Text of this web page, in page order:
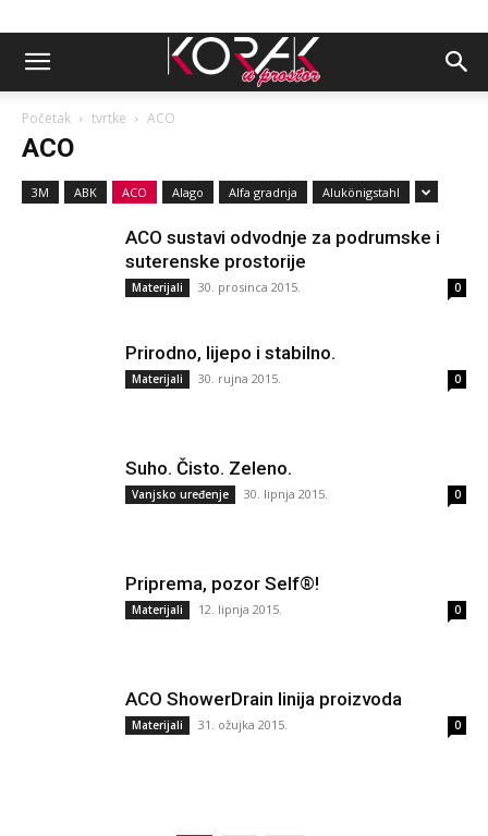
Početak tvrtke ACO
ACO
3M ABK ACO Alago Alfa gradnja Alukönigstahl
ACO sustavi odvodnje za podrumske i
suterenske prostorije
Materijali 30. prosinca 2015. 0
Prirodno, lijepo i stabilno.
Materijali 30. rujna 2015. 0
Suho. Čisto. Zeleno.
Vanjsko uređenje 30. lipnja 2015. 0
Priprema, pozor Self®!
Materijali 12. lipnja 2015. 0
ACO ShowerDrain linija proizvoda
Materijali 31. ožujka 2015. 0